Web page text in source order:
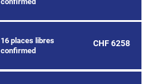
16 places libres
confirmed
CHF 6258